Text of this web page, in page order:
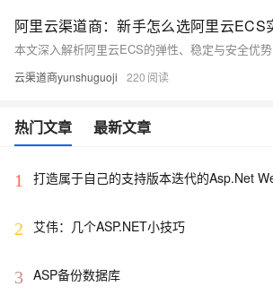
阿里云渠道商：新手怎么选阿里云ECS
云渠道商yunshuguoji 220
热门文章 最新文章
1
打造属于自己的支持版本迭代的Asp.Net
2 艾伟：几个ASP.NET小技巧
3 ASP备份数据库